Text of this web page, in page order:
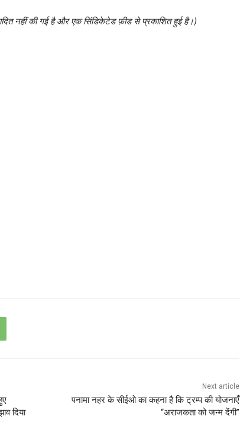
नहीं की गई है और एक सिंडिकेटेड फ़ीड से प्रकाशित हुई है।)
दिया
Next article
पनामा नहर के सीईओ का कहना है कि ट्रम्प की योजनाएँ
“अराजकता को जन्म देंगी”